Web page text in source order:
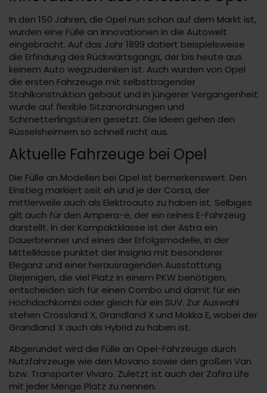
In den 150 Jahren, die Opel nun schon auf dem Markt ist,
wurden eine Fülle an Innovationen in die Autowelt
eingebracht. Auf das Jahr 1899 datiert beispielsweise
die Erfindung des Rückwärtsgangs, der bis heute aus
keinem Auto wegzudenken ist. Auch wurden von Opel
die ersten Fahrzeuge mit selbsttragender
Stahlkonstruktion gebaut und in jüngerer Vergangenheit
wurde auf flexible Sitzanordnungen und
Schmetterlingstüren gesetzt. Die Ideen gehen den
Rüsselsheimern so schnell nicht aus.
Aktuelle Fahrzeuge bei Opel
Die Fülle an Modellen bei Opel ist bemerkenswert. Den
Einstieg markiert seit eh und je der Corsa, der
mittlerweile auch als Elektroauto zu haben ist. Selbiges
gilt auch für den Ampera-e, der ein reines E-Fahrzeug
darstellt. In der Kompaktklasse ist der Astra ein
Dauerbrenner und eines der Erfolgsmodelle, in der
Mittelklasse punktet der Insignia mit besonderer
Eleganz und einer herausragenden Ausstattung.
Diejenigen, die viel Platz in einem PKW benötigen,
entscheiden sich für einen Combo und damit für ein
Hochdachkombi oder gleich für ein SUV. Zur Auswahl
stehen Crossland X, Grandland X und Mokka E, wobei der
Grandland X auch als Hybrid zu haben ist.
Abgerundet wird die Fülle an Opel-Fahrzeuge durch
Nutzfahrzeuge wie den Movano sowie den großen Van
bzw. Transporter Vivaro. Zuletzt ist auch der Zafira Life
mit jeder Menge Platz zu nennen.